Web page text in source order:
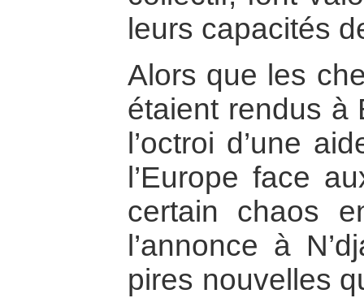
leurs capacités
Alors que les
étaient rendus à
l’octroi d’une
l’Europe face
certain chaos
l’annonce à
pires nouvelles